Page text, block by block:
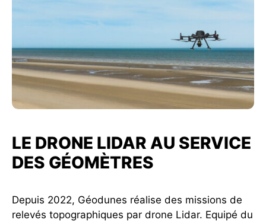
LE DRONE LIDAR AU SERVICE
DES GÉOMÈTRES
Depuis 2022, Géodunes réalise des missions de
relevés topographiques par drone Lidar. Equipé du